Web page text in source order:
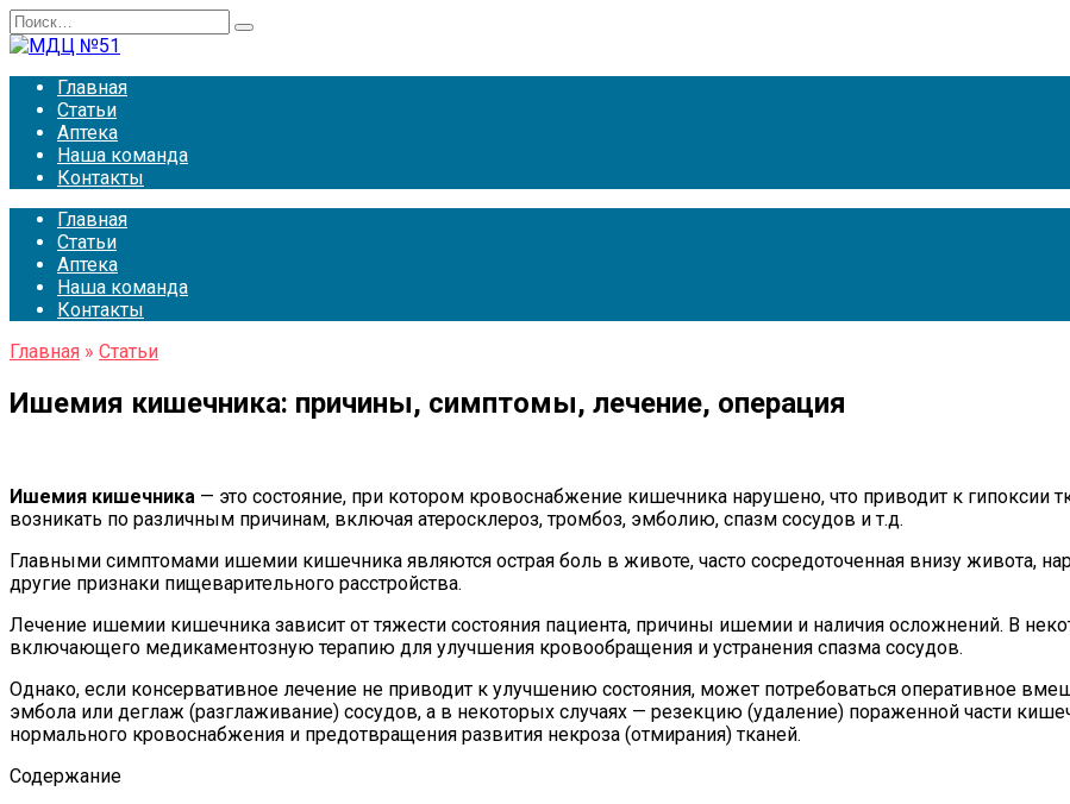
Перейти
к
Search
for:
Главная
Статьи
Аптека
Наша команда
Контакты
Главная
Статьи
Аптека
Наша команда
Контакты
Главная » Статьи
Ишемия кишечника: причины, симптомы, лечение, операция
Ишемия кишечника — это состояние, при котором кровоснабжение кишечника нарушено, что приводит к
возникать по различным причинам, включая атеросклероз, тромбоз, эмболию, спазм сосудов и т.д.
Главными симптомами ишемии кишечника являются острая боль в животе, часто сосредоточенная внизу живота,
другие признаки пищеварительного расстройства.
Лечение ишемии кишечника зависит от тяжести состояния пациента, причины ишемии и наличия осложнений. В
включающего медикаментозную терапию для улучшения кровообращения и устранения спазма сосудов.
Однако, если консервативное лечение не приводит к улучшению состояния, может потребоваться оперативное
эмбола или деглаж (разглаживание) сосудов, а в некоторых случаях — резекцию (удаление) пораженной части
нормального кровоснабжения и предотвращения развития некроза (отмирания) тканей.
Содержание